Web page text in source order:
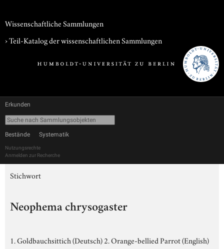
Wissenschaftliche Sammlungen
› Teil-Katalog der wissenschaftlichen Sammlungen
Erkunden
Bestände Systematik
Nutzungsrechte
Anmelden zur Recherche
Stichwort
Neophema chrysogaster
1. Goldbauchsittich (Deutsch) 2. Orange-bellied Parrot (English)